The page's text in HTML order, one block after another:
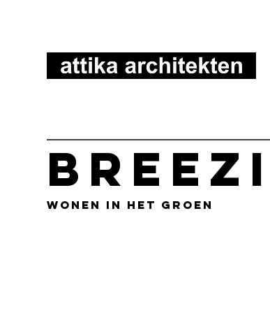
wonen in het groen